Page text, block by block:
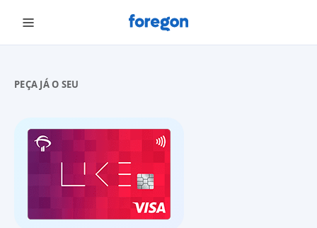
Foregon.com
PEÇA JÁ O SEU